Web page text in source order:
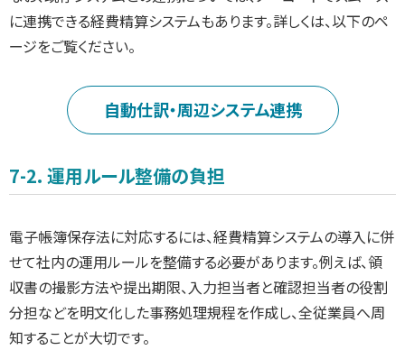
に連携できる経費精算システムもあります。詳しくは、以下のペ
ージをご覧ください。
自動仕訳・周辺システム連携
7-2. 運用ルール整備の負担
電子帳簿保存法に対応するには、経費精算システムの導入に併
せて社内の運用ルールを整備する必要があります。例えば、領
収書の撮影方法や提出期限、入力担当者と確認担当者の役割
分担などを明文化した事務処理規程を作成し、全従業員へ周
知することが大切です。